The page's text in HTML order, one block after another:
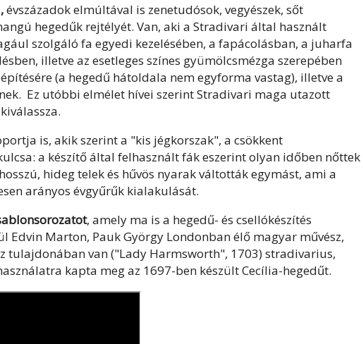
évszázadok elmúltával is zenetudósok, vegyészek, sőt
hegedűk rejtélyét. Van, aki a Stradivari által használt
szolgáló fa egyedi kezelésében, a fapácolásban, a juharfa
illetve az esetleges színes gyümölcsmézga szerepében
(a hegedű hátoldala nem egyforma vastag), illetve a
Ez utóbbi elmélet hívei szerint Stradivari maga utazott
is, akik szerint a "kis jégkorszak", a csökkent
a készítő által felhasznált fák eszerint olyan időben nőttek
hideg telek és hűvös nyarak váltották egymást, ami a
arányos évgyűrűk kialakulását.
, amely ma is a hegedű- és csellókészítés
Marton, Pauk György Londonban élő magyar művész,
tulajdonában van ("Lady Harmsworth", 1703) stradivarius,
kapta meg az 1697-ben készült Cecília-hegedűt.